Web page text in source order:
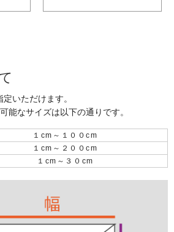
定いただけます。
能なサイズは以下の通りです。
１cm～１００cm
１cm～２００cm
１cm～３０cm